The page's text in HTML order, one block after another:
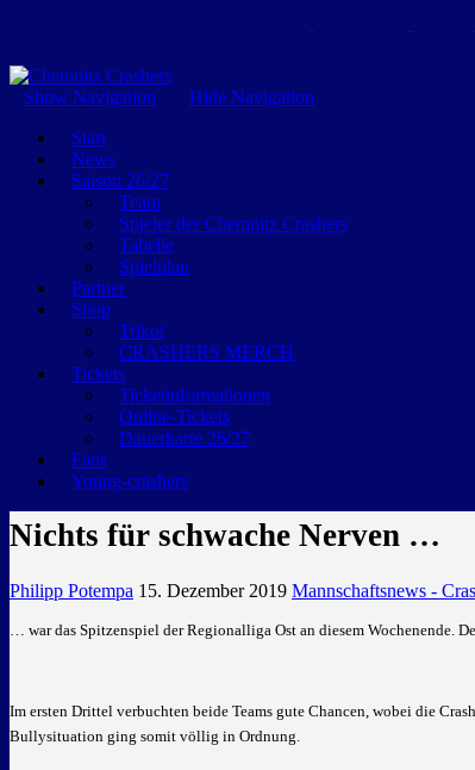
GEMEINSAM EINE LEIDENSCHAFT
Show Navigation
Hide Navigation
Start
News
Saison 26/27
Team
Spieler der Chemnitz Crashers
Tabelle
Spielplan
Partner
Shop
Trikot
CRASHERS MERCH
Tickets
Ticketinformationen
Online-Tickets
Dauerkarte 26/27
Fans
Young-crashers
Nichts für schwache Nerven …
Philipp Potempa 15. Dezember 2019 Mannschaftsnews -
… war das Spitzenspiel der Regionalliga Ost an diesem Wochenende.
Im ersten Drittel verbuchten beide Teams gute Chancen, wobei die
Bullysituation ging somit völlig in Ordnung.